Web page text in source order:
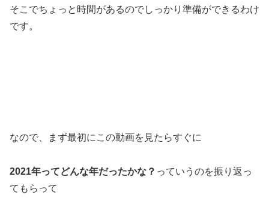
そこでちょっと時間があるのでしっかり準備ができるわけ
です。
なので、まず最初にこの動画を見たらすぐに
2021年ってどんな年だったかな？ っていうのを振り返っ
てもらって